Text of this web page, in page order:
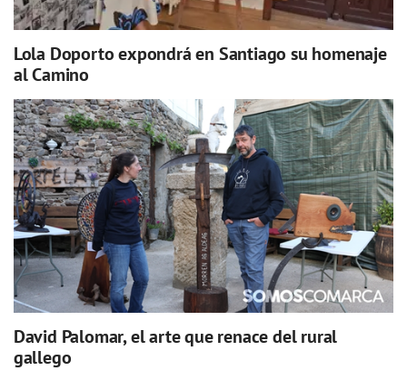
Lola Doporto expondrá en Santiago su homenaje
al Camino
David Palomar, el arte que renace del rural
gallego